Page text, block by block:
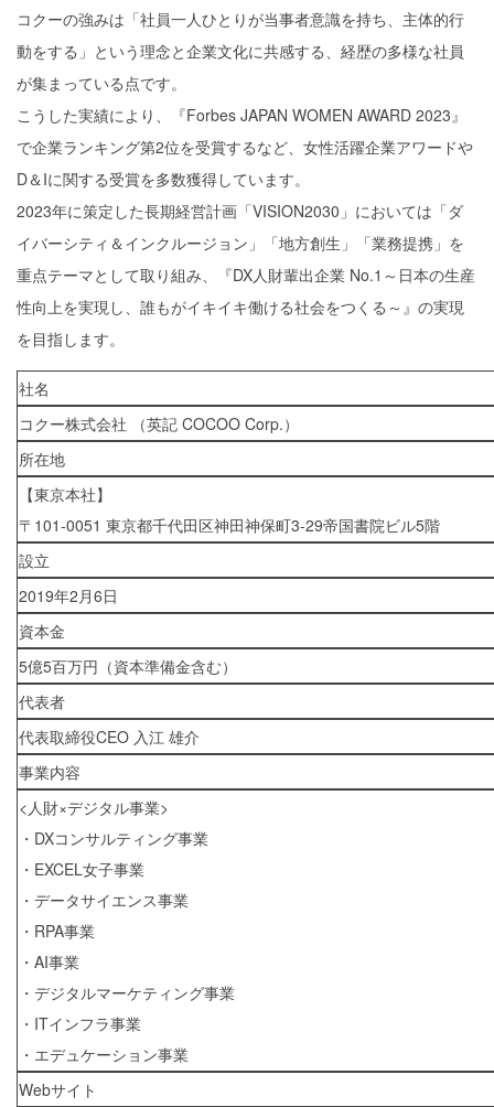
コクーの強みは「社員一人ひとりが当事者意識を持ち、主体的行
動をする」という理念と企業文化に共感する、経歴の多様な社員
が集まっている点です。
こうした実績により、『Forbes JAPAN WOMEN AWARD 2023』
で企業ランキング第2位を受賞するなど、女性活躍企業アワードや
D＆Iに関する受賞を多数獲得しています。
2023年に策定した長期経営計画「VISION2030」においては「ダ
イバーシティ＆インクルージョン」「地方創生」「業務提携」を
重点テーマとして取り組み、『DX人財輩出企業 No.1～日本の生産
性向上を実現し、誰もがイキイキ働ける社会をつくる～』の実現
を目指します。
社名
コクー株式会社 （英記 COCOO Corp.）
所在地
【東京本社】
〒101-0051 東京都千代田区神田神保町3-29帝国書院ビル5階
設立
2019年2月6日
資本金
5億5百万円（資本準備金含む）
代表者
代表取締役CEO 入江 雄介
事業内容
<人財×デジタル事業>
・DXコンサルティング事業
・EXCEL女子事業
・データサイエンス事業
・RPA事業
・AI事業
・デジタルマーケティング事業
・ITインフラ事業
・エデュケーション事業
Webサイト